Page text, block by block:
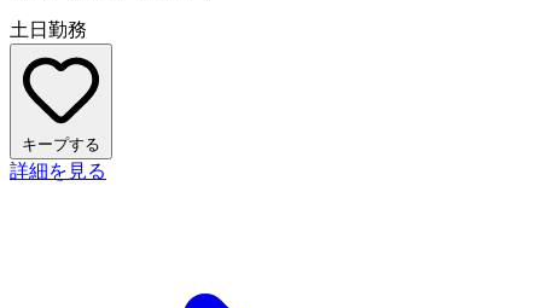
土日勤務
キープする
詳細を見る